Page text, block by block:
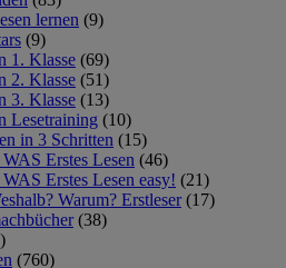
lernen (9)
(9)
1. Klasse (69)
2. Klasse (51)
3. Klasse (13)
Lesetraining (10)
in 3 Schritten (15)
Erstes Lesen (46)
Erstes Lesen easy! (21)
Warum? Erstleser (17)
(38)
(760)